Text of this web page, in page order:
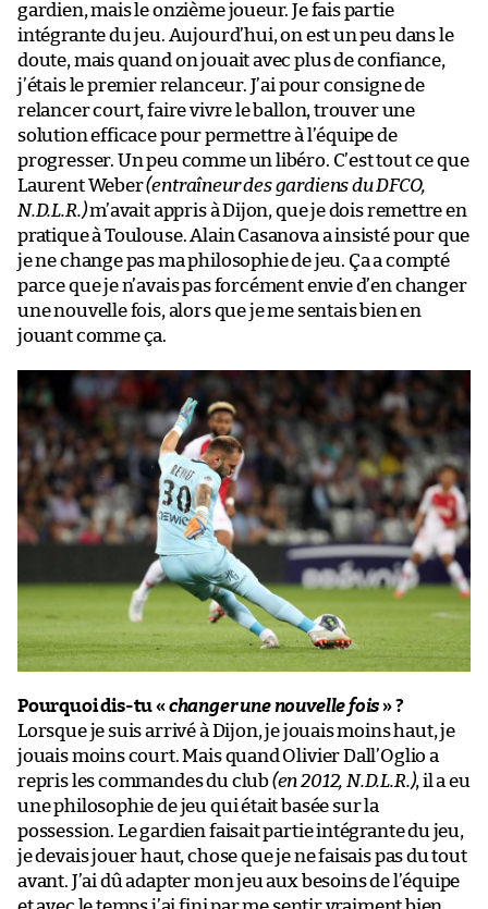
gardien, mais le onzième joueur. Je fais partie
intégrante du jeu. Aujourd’hui, on est un peu dans le
doute, mais quand on jouait avec plus de confiance,
j’étais le premier relanceur. J’ai pour consigne de
relancer court, faire vivre le ballon, trouver une
solution efficace pour permettre à l’équipe de
progresser. Un peu comme un libéro. C’est tout ce que
Laurent Weber(entraîneur des gardiens du DFCO,
N.D.L.R.)m’avait appris à Dijon, que je dois remettre en
pratique à Toulouse. Alain Casanova a insisté pour que
je ne change pas ma philosophie de jeu. Ça a compté
parce que je n’avais pas forcément envie d’en changer
une nouvelle fois, alors que je me sentais bien en
jouant comme ça.
Pourquoi dis-tu «changer une nouvelle fois» ?
Lorsque je suis arrivé à Dijon, je jouais moins haut, je
jouais moins court. Mais quand Olivier Dall’Oglio a
repris les commandes du club(en 2012, N.D.L.R.), il a eu
une philosophie de jeu qui était basée sur la
possession. Le gardien faisait partie intégrante du jeu,
je devais jouer haut, chose que je ne faisais pas du tout
avant. J’ai dû adapter mon jeu aux besoins de l’équipe